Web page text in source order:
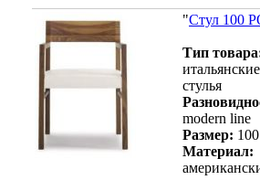
"Стул 100
Тип
итальянские
стулья
modern line
Размер:
Материал: